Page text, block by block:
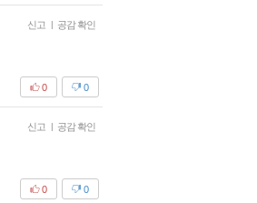
신고 | 공감 확인
0
0
신고 | 공감 확인
0
0